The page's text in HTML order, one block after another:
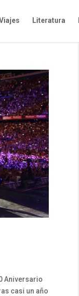
Literatura
Aniversario
casi un año